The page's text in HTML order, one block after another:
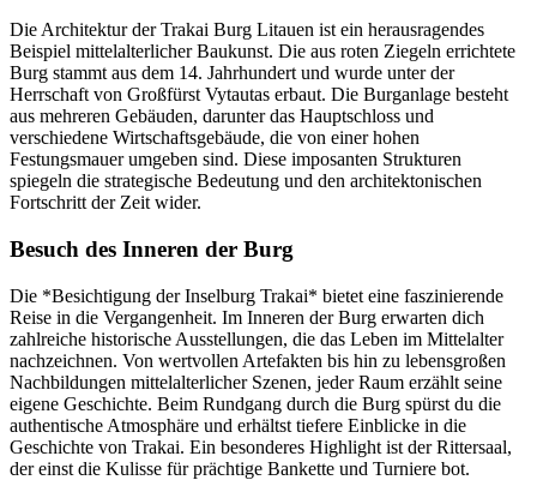
Die Architektur der Trakai Burg Litauen ist ein herausragendes
Beispiel mittelalterlicher Baukunst. Die aus roten Ziegeln errichtete
Burg stammt aus dem 14. Jahrhundert und wurde unter der
Herrschaft von Großfürst Vytautas erbaut. Die Burganlage besteht
aus mehreren Gebäuden, darunter das Hauptschloss und
verschiedene Wirtschaftsgebäude, die von einer hohen
Festungsmauer umgeben sind. Diese imposanten Strukturen
spiegeln die strategische Bedeutung und den architektonischen
Fortschritt der Zeit wider.
Besuch des Inneren der Burg
Die *Besichtigung der Inselburg Trakai* bietet eine faszinierende
Reise in die Vergangenheit. Im Inneren der Burg erwarten dich
zahlreiche historische Ausstellungen, die das Leben im Mittelalter
nachzeichnen. Von wertvollen Artefakten bis hin zu lebensgroßen
Nachbildungen mittelalterlicher Szenen, jeder Raum erzählt seine
eigene Geschichte. Beim Rundgang durch die Burg spürst du die
authentische Atmosphäre und erhältst tiefere Einblicke in die
Geschichte von Trakai. Ein besonderes Highlight ist der Rittersaal,
der einst die Kulisse für prächtige Bankette und Turniere bot.